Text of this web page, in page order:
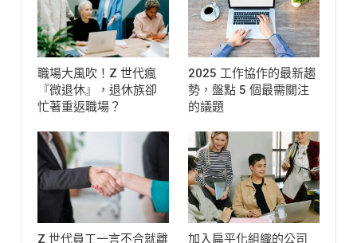
職場大風吹！Z 世代瘋
『微退休』，退休族卻
忙著重返職場？
2025 工作協作的最新趨
勢，盤點 5 個最需關注
的議題
Z 世代員工一言不合就離
加入扁平化組織的公司